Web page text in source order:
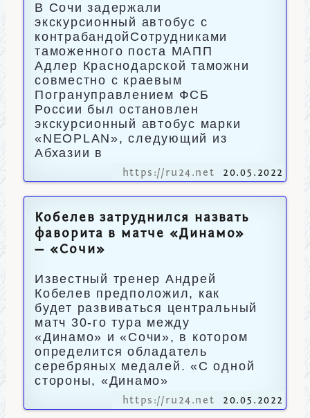
В Сочи задержали
экскурсионный автобус с
контрабандойСотрудниками
таможенного поста МАПП
Адлер Краснодарской таможни
совместно с краевым
Погрануправлением ФСБ
России был остановлен
экскурсионный автобус марки
«NEOPLAN», следующий из
Абхазии в
https://ru24.net 20.05.2022
Кобелев затруднился назвать
фаворита в матче «Динамо»
— «Сочи»
Известный тренер Андрей
Кобелев предположил, как
будет развиваться центральный
матч 30-го тура между
«Динамо» и «Сочи», в котором
определится обладатель
серебряных медалей. «С одной
стороны, «Динамо»
https://ru24.net 20.05.2022